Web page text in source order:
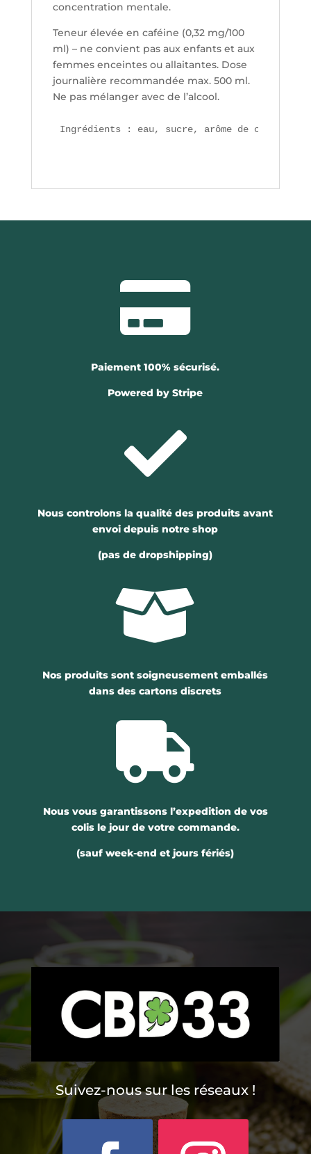
concentration mentale.
Teneur élevée en caféine (0,32 mg/100
ml) – ne convient pas aux enfants et aux
femmes enceintes ou allaitantes. Dose
journalière recommandée max. 500 ml.
Ne pas mélanger avec de l’alcool.
Ingrédients : eau, sucre, arôme de chanvre,

Paiement 100% sécurisé.
Powered by Stripe

Nous controlons la qualité des produits avant
envoi depuis notre shop
(pas de dropshipping)

Nos produits sont soigneusement emballés
dans des cartons discrets

Nous vous garantissons l’expedition de vos
colis le jour de votre commande.
(sauf week-end et jours fériés)
Suivez-nous sur les réseaux !